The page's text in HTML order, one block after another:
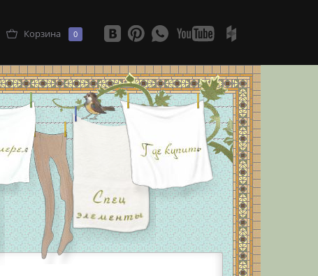
Корзина 0